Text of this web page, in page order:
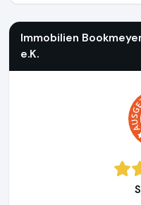
Immobilien
e.K.